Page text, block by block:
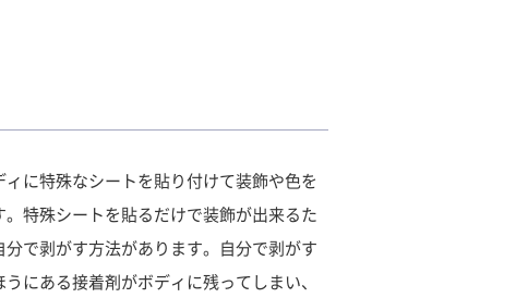
に特殊なシートを貼り付けて装飾や色を
特殊シートを貼るだけで装飾が出来るた
で剥がす方法があります。自分で剥がす
にある接着剤がボディに残ってしまい、